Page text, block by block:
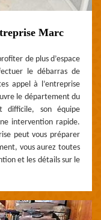
Marc
de plus d’espace
le débarras de
appel à l’entreprise
le département du
difficile, son équipe
intervention rapide.
peut vous préparer
vous aurez toutes
et les détails sur le